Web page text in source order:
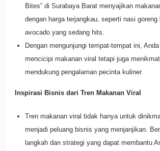
Bites” di Surabaya Barat menyajikan
dengan harga terjangkau, seperti nasi
avocado yang sedang hits.
Dengan mengunjungi tempat-tempat ini,
mencicipi makanan viral tetapi juga
mendukung pengalaman pecinta kuliner.
Inspirasi Bisnis dari Tren Makanan Viral
Tren makanan viral tidak hanya untuk
menjadi peluang bisnis yang menjanjikan.
langkah dan strategi yang dapat membantu